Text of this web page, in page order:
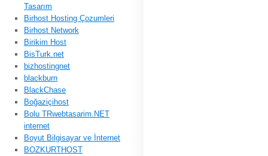
Tasarım
Birhost Hosting Çozumleri
Birhost Network
Birikim Host
BisTurk.net
bizhostingnet
blackburn
BlackChase
Boğaziçihost
Bolu TRwebtasarim.NET
internet
Boyut Bilgisayar ve İnternet
BOZKURTHOST